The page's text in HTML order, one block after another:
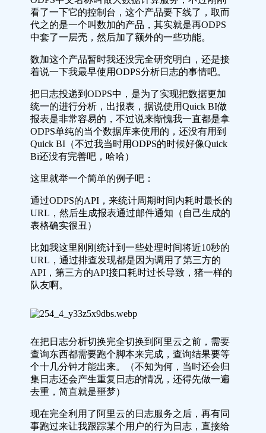
看了一下它的控制台，这个产品要下线了，取而
代之的是一个叫数加的产品，其实就是再ODPS
中套了一层壳，然后加了额外的一些功能。
数加这个产品暂时我还没完全研究明白，还是接
着说一下我最早使用ODPS分析日志的事情吧。
把日志投递到ODPS中，是为了实现把数据更加
统一的进行分析，出报表，据说使用Quick BI做
报表是非常容易的，不过说来惭愧我一直都是拿
ODPS单纯的当个数据库来使用的，还没有用到
Quick BI（不过我当时用ODPS的时候好像Quick
Bi还没有完善吧，哈哈）
这里就举一个简单的例子吧：
通过ODPS的API，来统计周期时间内耗时最长的
URL，然后生成报表通过邮件通知（自己生成的
表格确实很丑）
比如我这里刚刚统计到一些处理时间将近10秒的
URL，通过排查发现都是因为调用了第三方的
API，第三方的API接口耗时过长导致，猪一样的
队友啊。
在把日志分析切换完全切换到阿里云之前，需要
查询东西都需要跑个脚本来完成，查询结果要等
个十几分钟才能出来。（不知为何，当时还会归
集日志还会产生重复日志的情况，还得先做一遍
去重，简直就是噩梦）
现在完全利用了阿里云的日志服务之后，再有同
事跑过来让我跟踪某个用户的行为日志，直接给